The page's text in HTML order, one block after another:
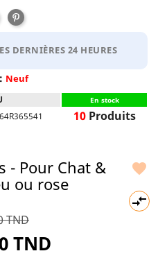
TweetPinterest
DERNIÈRES 24 HEURES
Neuf
En stock
10Produits


- Pour Chat &
ou rose
TND
TND